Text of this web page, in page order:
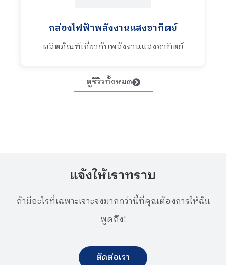
กล่องไฟฟ้าพลังงานแสงอาทิตย์
ผลิตภัณฑ์เกี่ยวกับพลังงานแสงอาทิตย์
ดูรีวิวทั้งหมด
แจ้งให้เราทราบ
ถ้ามีอะไรที่เฉพาะเจาะจงมากกว่านี้ที่คุณต้องการให้ฉัน
พูดถึง!
ติดต่อเรา